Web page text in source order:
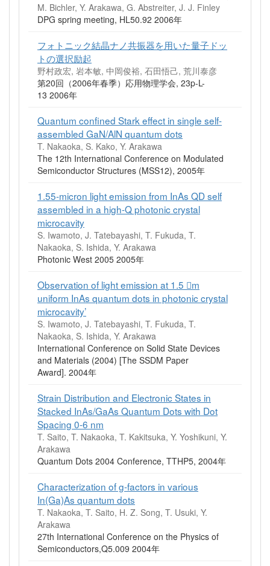
M. Bichler, Y. Arakawa, G. Abstreiter, J. J. Finley
DPG spring meeting, HL50.92 2006年
フォトニック結晶ナノ共振器を用いた量子ドッ
トの選択励起
野村政宏, 岩本敏, 中岡俊裕, 石田悟己, 荒川泰彦
第20回（2006年春季）応用物理学会, 23p-L-
13 2006年
Quantum confined Stark effect in single self-
assembled GaN/AlN quantum dots
T. Nakaoka, S. Kako, Y. Arakawa
The 12th International Conference on Modulated
Semiconductor Structures (MSS12), 2005年
1.55-micron light emission from InAs QD self
assembled in a high-Q photonic crystal
microcavity
S. Iwamoto, J. Tatebayashi, T. Fukuda, T.
Nakaoka, S. Ishida, Y. Arakawa
Photonic West 2005 2005年
Observation of light emission at 1.5 m
uniform InAs quantum dots in photonic crystal
microcavity’
S. Iwamoto, J. Tatebayashi, T. Fukuda, T.
Nakaoka, S. Ishida, Y. Arakawa
International Conference on Solid State Devices
and Materials (2004) [The SSDM Paper
Award]. 2004年
Strain Distribution and Electronic States in
Stacked InAs/GaAs Quantum Dots with Dot
Spacing 0-6 nm
T. Saito, T. Nakaoka, T. Kakitsuka, Y. Yoshikuni, Y.
Arakawa
Quantum Dots 2004 Conference, TTHP5, 2004年
Characterization of g-factors in various
In(Ga)As quantum dots
T. Nakaoka, T. Saito, H. Z. Song, T. Usuki, Y.
Arakawa
27th International Conference on the Physics of
Semiconductors,Q5.009 2004年